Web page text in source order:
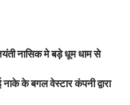
नासिक मे बड़े धूम धाम से
के बगल वेस्टार कंपनी द्वारा